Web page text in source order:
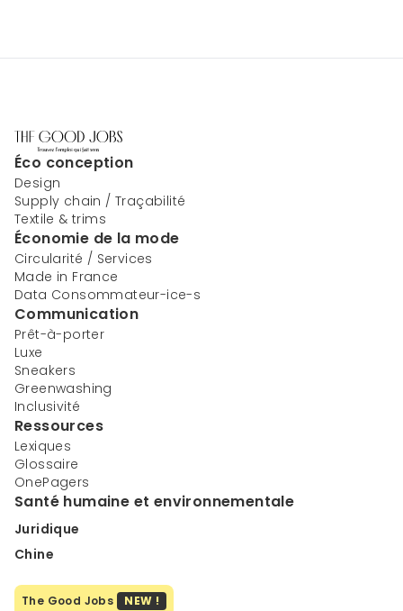
Éco conception
Design
Supply chain / Traçabilité
Textile & trims
Économie de la mode
Circularité / Services
Made in France
Data Consommateur-ice-s
Communication
Prêt-à-porter
Luxe
Sneakers
Greenwashing
Inclusivité
Ressources
Lexiques
Glossaire
OnePagers
Santé humaine et environnementale
Juridique
Chine
The Good Jobs NEW !